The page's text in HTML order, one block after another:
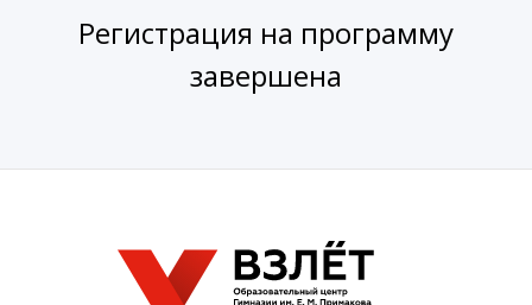
Регистрация на программу
завершена